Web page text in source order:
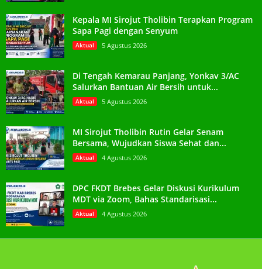
Kepala MI Sirojut Tholibin Terapkan Program
Sapa Pagi dengan Senyum
Aktual 5 Agustus 2026
Di Tengah Kemarau Panjang, Yonkav 3/AC
Salurkan Bantuan Air Bersih untuk...
Aktual 5 Agustus 2026
MI Sirojut Tholibin Rutin Gelar Senam
Bersama, Wujudkan Siswa Sehat dan...
Aktual 4 Agustus 2026
DPC FKDT Brebes Gelar Diskusi Kurikulum
MDT via Zoom, Bahas Standarisasi...
Aktual 4 Agustus 2026